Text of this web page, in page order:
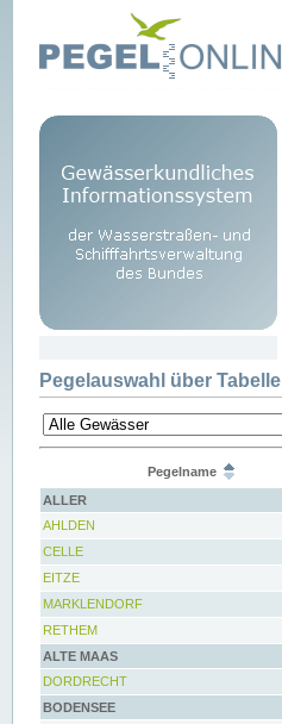
Pegelauswahl über Tabelle
Pegelname
ALLER
AHLDEN
CELLE
EITZE
MARKLENDORF
RETHEM
ALTE MAAS
DORDRECHT
BODENSEE